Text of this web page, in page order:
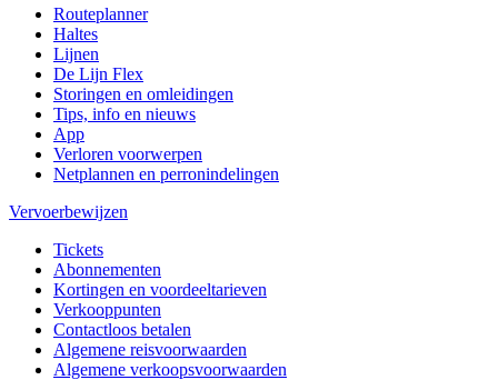
Routeplanner
Haltes
Lijnen
De Lijn Flex
Storingen en omleidingen
Tips, info en nieuws
App
Verloren voorwerpen
Netplannen en perronindelingen
Vervoerbewijzen
Tickets
Abonnementen
Kortingen en voordeeltarieven
Verkooppunten
Contactloos betalen
Algemene reisvoorwaarden
Algemene verkoopsvoorwaarden